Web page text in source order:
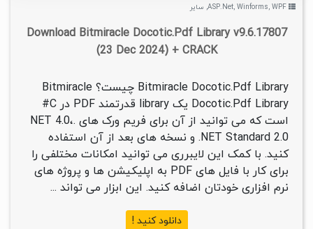
ASP.Net, Winforms, WPF
, سایر
Download Bitmiracle Docotic.Pdf Library v9.6.17807
(23 Dec 2024) + CRACK
Bitmiracle Docotic.Pdf Library چیست؟ Bitmiracle
Docotic.Pdf Library یک library قدرتمند PDF در C#
است که می توانید از آن برای فریم ورک های .NET 4.0،
.NET Standard 2.0 و نسخه های بعد از آن استفاده
کنید. با کمک این لایبرری می توانید امکانات مختلفی را
برای کار با فایل های PDF به اپلیکیشن ها و پروژه های
نرم افزاری خودتان اضافه کنید. این ابزار می تواند ...
دانلود کنید !